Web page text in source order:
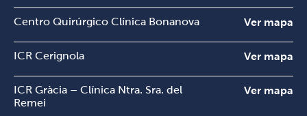
Centro Quirúrgico Clínica Bonanova Ver mapa
ICR Cerignola Ver mapa
ICR Gràcia – Clínica Ntra. Sra. del
Remei
Ver mapa